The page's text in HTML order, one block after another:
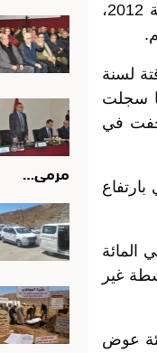
بلغ معدل النمو الاقتصادي الوطني 4,4 في المائة سنة 2013 مقابل 2,7 في المائة سنة 2012،
لسنة
بينما سجلت
خفت في
الداخلي الإجمالي بنسبة 5,5 في المائة في عام 2013، أي بارتفاع
إلى أن القيمة المضافة الفلاحية بالحجم عرفت ارتفاعا بنسبة 19 في المائة
للأنشطة غير
المنتجات ارتفاعا بنسبة 6 في المائة عوض
مرمى…